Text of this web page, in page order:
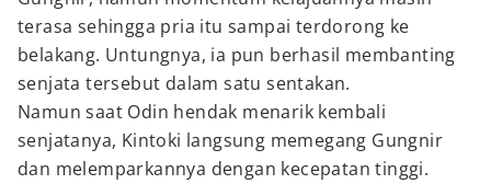
terasa sehingga pria itu sampai terdorong ke
belakang. Untungnya, ia pun berhasil membanting
senjata tersebut dalam satu sentakan.
Namun saat Odin hendak menarik kembali
senjatanya, Kintoki langsung memegang Gungnir
dan melemparkannya dengan kecepatan tinggi.